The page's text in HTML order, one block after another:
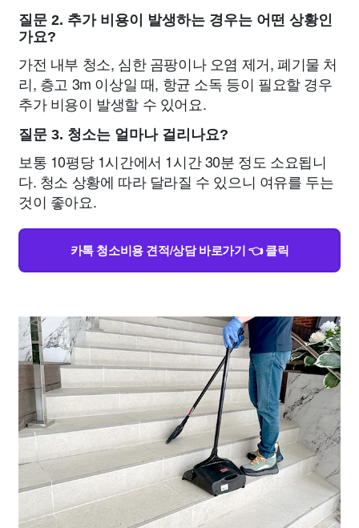
질문 2. 추가 비용이 발생하는 경우는 어떤 상황인
가요?
가전 내부 청소, 심한 곰팡이나 오염 제거, 폐기물 처
리, 층고 3m 이상일 때, 항균 소독 등이 필요할 경우
추가 비용이 발생할 수 있어요.
질문 3. 청소는 얼마나 걸리나요?
보통 10평당 1시간에서 1시간 30분 정도 소요됩니
다. 청소 상황에 따라 달라질 수 있으니 여유를 두는
것이 좋아요.
카톡 청소비용 견적/상담 바로가기 👈 클릭